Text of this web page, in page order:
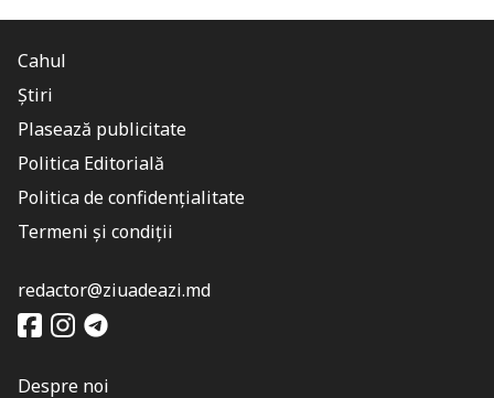
Cahul
Știri
Plasează publicitate
Politica Editorială
Politica de confidențialitate
Termeni și condiții
redactor@ziuadeazi.md
Despre noi